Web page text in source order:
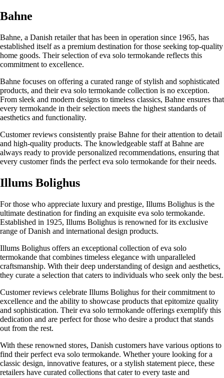
Bahne
Bahne, a Danish retailer that has been in operation since 1965, has
established itself as a premium destination for those seeking top-quality
home goods. Their selection of eva solo termokande reflects this
commitment to excellence.
Bahne focuses on offering a curated range of stylish and sophisticated
products, and their eva solo termokande collection is no exception.
From sleek and modern designs to timeless classics, Bahne ensures that
every termokande in their selection meets the highest standards of
aesthetics and functionality.
Customer reviews consistently praise Bahne for their attention to detail
and high-quality products. The knowledgeable staff at Bahne are
always ready to provide personalized recommendations, ensuring that
every customer finds the perfect eva solo termokande for their needs.
Illums Bolighus
For those who appreciate luxury and prestige, Illums Bolighus is the
ultimate destination for finding an exquisite eva solo termokande.
Established in 1925, Illums Bolighus is renowned for its exclusive
range of Danish and international design products.
Illums Bolighus offers an exceptional collection of eva solo
termokande that combines timeless elegance with unparalleled
craftsmanship. With their deep understanding of design and aesthetics,
they curate a selection that caters to individuals who seek only the best.
Customer reviews celebrate Illums Bolighus for their commitment to
excellence and the ability to showcase products that epitomize quality
and sophistication. Their eva solo termokande offerings exemplify this
dedication and are perfect for those who desire a product that stands
out from the rest.
With these renowned stores, Danish customers have various options to
find their perfect eva solo termokande. Whether youre looking for a
classic design, innovative features, or a stylish statement piece, these
retailers have curated collections that cater to every taste and